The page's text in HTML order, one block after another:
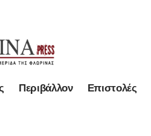
Περιβάλλον Επιστολές